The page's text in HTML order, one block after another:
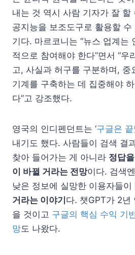
내는 것 역시 사람 기자가 잘 할
공지능을 보조도구로 활용할
기다. 마르코니는 “뉴스 업계는
적으로 참여해야 한다”면서 “우
고, 사실과 허구를 구분하며, 중
기계를 구축하는 데 집중해야
다”고 강조했다.
영국의 인디펜던트는 ‘구글은
내기도 했다. 사람들이 검색 결
찾아 들어가는 게 아니라 정답
이 바뀔 거라는 전망이다. 검색
낮은 정보에 실망한 이용자들이
거라는 이야기 다. 챗GPT가 2년
을 것이고 구글의 핵심 수익 기
망도 나왔다.